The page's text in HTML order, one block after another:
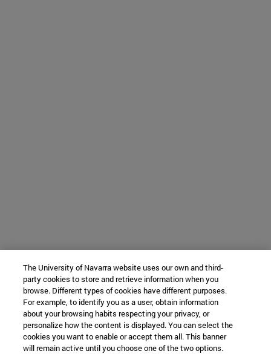
The University of Navarra website uses our own and third-
party cookies to store and retrieve information when you
browse. Different types of cookies have different purposes.
For example, to identify you as a user, obtain information
about your browsing habits respecting your privacy, or
personalize how the content is displayed. You can select the
cookies you want to enable or accept them all. This banner
will remain active until you choose one of the two options.